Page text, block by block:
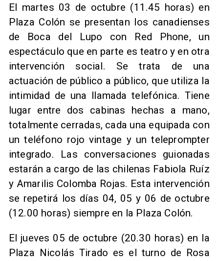
El martes 03 de octubre (11.45 horas) en
Plaza Colón se presentan los canadienses
de Boca del Lupo con Red Phone, un
espectáculo que en parte es teatro y en otra
intervención social. Se trata de una
actuación de público a público, que utiliza la
intimidad de una llamada telefónica. Tiene
lugar entre dos cabinas hechas a mano,
totalmente cerradas, cada una equipada con
un teléfono rojo vintage y un teleprompter
integrado. Las conversaciones guionadas
estarán a cargo de las chilenas Fabiola Ruíz
y Amarilis Colomba Rojas. Esta intervención
se repetirá los días 04, 05 y 06 de octubre
(12.00 horas) siempre en la Plaza Colón.
El jueves 05 de octubre (20.30 horas) en la
Plaza Nicolás Tirado es el turno de Rosa